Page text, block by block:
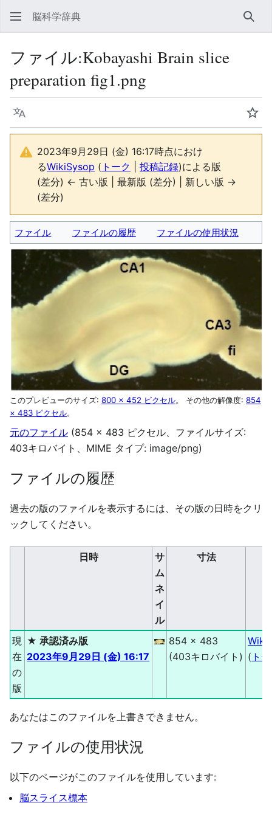
脳科学辞典 検索
ファイル:Kobayashi Brain slice
preparation fig1.png
言語 ウ
2023年9月29日 (金) 16:17時点におけ
るWikiSysop ( トーク 投稿記録)による版
(差分) ← 古い版 | 最新版 (差分) | 新しい版 →
(差分)
ファイル ファイルの履歴 ファイルの使用状況
このプレビューのサイズ: 800 × 452 ピクセル。 その他の解像度: 854
× 483 ピクセル。
元のファイル (854 × 483 ピクセル、ファイルサイズ:
403キロバイト、MIME タイプ: image/png)
ファイルの履歴
過去の版のファイルを表示するには、その版の日時をクリ
ックしてください。
日時
サ
ム
ネ
イ
ル
寸法
現
在
の
版
★ 承認済み版
2023年9月29日 (金) 16:17
854 × 483
(403キロバイト) ( ト
あなたはこのファイルを上書きできません。
ファイルの使用状況
以下のページがこのファイルを使用しています:
脳スライス標本